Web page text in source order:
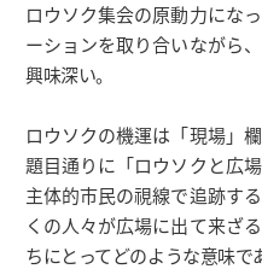
ロウソク集会の原動力にな
ーションを取り合いながら
興味深い。
ロウソクの機運は「現場」
題目通りに「ロウソクと広
主体的市民の視線で追跡す
くの人々が広場に出て来ざ
ちにとってどのような意味